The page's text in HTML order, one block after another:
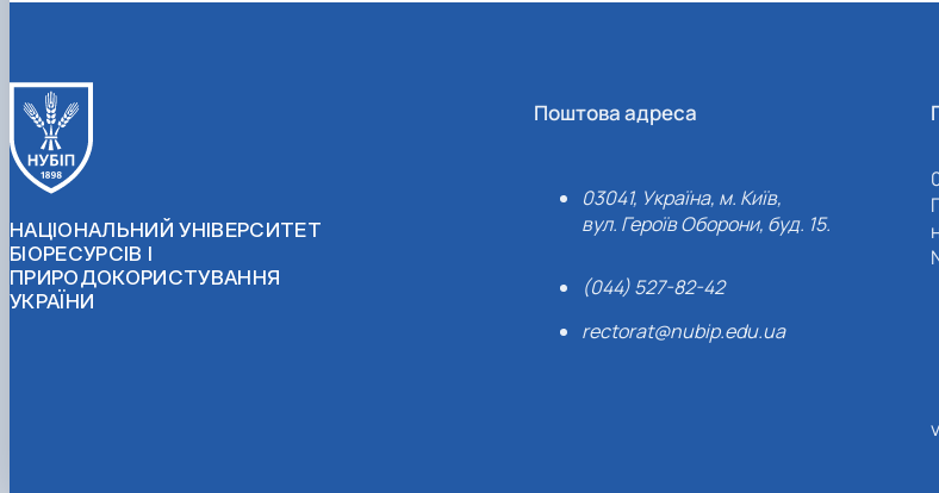
НАЦІОНАЛЬНИЙ УНІВЕРСИТЕТ
БІОРЕСУРСІВ І
ПРИРОДОКОРИСТУВАННЯ
УКРАЇНИ
Поштова адреса
03041, Україна, м. Київ,
вул. Героїв Оборони, буд. 15.
(044) 527-82-42
rectorat@nubip.edu.ua